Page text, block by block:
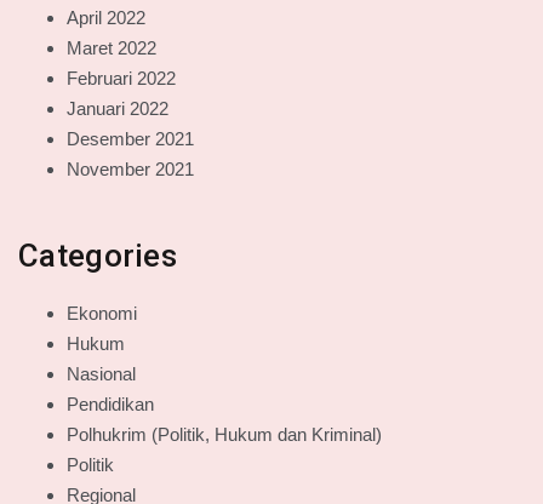
April 2022
Maret 2022
Februari 2022
Januari 2022
Desember 2021
November 2021
Categories
Ekonomi
Hukum
Nasional
Pendidikan
Polhukrim (Politik, Hukum dan Kriminal)
Politik
Regional